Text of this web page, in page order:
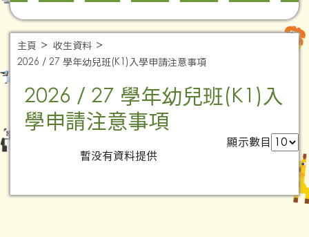
主頁
收生資料
2026 / 27 學年幼兒班(K1)入學申請注意事項
2026 / 27 學年幼兒班(K1)入
學申請注意事項
顯示數目
暫没有資料提供